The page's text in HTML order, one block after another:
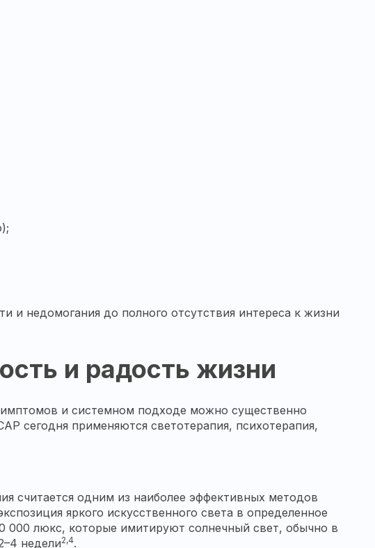
и недомогания до полного отсутствия интереса к жизни
и радость жизни
и системном подходе можно существенно
сегодня применяются светотерапия, психотерапия,
считается одним из наиболее эффективных методов
яркого искусственного света в определенное
люкс, которые имитируют солнечный свет, обычно в
недели2,4.